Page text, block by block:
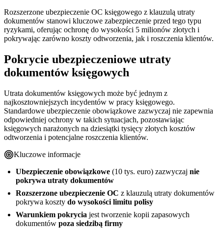
Rozszerzone ubezpieczenie OC księgowego z klauzulą utraty
dokumentów stanowi kluczowe zabezpieczenie przed tego typu
ryzykami, oferując ochronę do wysokości 5 milionów złotych i
pokrywając zarówno koszty odtworzenia, jak i roszczenia klientów.
Pokrycie ubezpieczeniowe utraty
dokumentów księgowych
Utrata dokumentów księgowych może być jednym z
najkosztowniejszych incydentów w pracy księgowego.
Standardowe ubezpieczenie obowiązkowe zazwyczaj nie zapewnia
odpowiedniej ochrony w takich sytuacjach, pozostawiając
księgowych narażonych na dziesiątki tysięcy złotych kosztów
odtworzenia i potencjalne roszczenia klientów.
Kluczowe informacje
Ubezpieczenie obowiązkowe (10 tys. euro) zazwyczaj nie
pokrywa utraty dokumentów
Rozszerzone ubezpieczenie OC z klauzulą utraty dokumentów
pokrywa koszty do wysokości limitu polisy
Warunkiem pokrycia jest tworzenie kopii zapasowych
dokumentów poza siedzibą firmy